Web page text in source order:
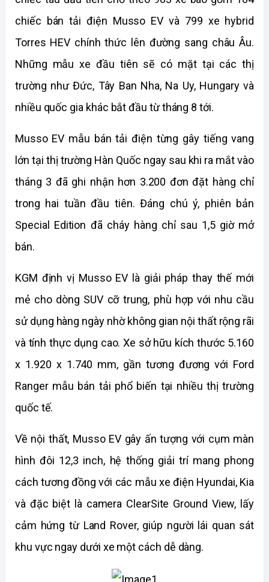
chiếc bán tải điện Musso EV và 799 xe hybrid
Torres HEV chính thức lên đường sang châu Âu.
Những mẫu xe đầu tiên sẽ có mặt tại các thị
trường như Đức, Tây Ban Nha, Na Uy, Hungary và
nhiều quốc gia khác bắt đầu từ tháng 8 tới.
Musso EV mẫu bán tải điện từng gây tiếng vang
lớn tại thị trường Hàn Quốc ngay sau khi ra mắt vào
tháng 3 đã ghi nhận hơn 3.200 đơn đặt hàng chỉ
trong hai tuần đầu tiên. Đáng chú ý, phiên bản
Special Edition đã cháy hàng chỉ sau 1,5 giờ mở
bán.
KGM định vị Musso EV là giải pháp thay thế mới
mẻ cho dòng SUV cỡ trung, phù hợp với nhu cầu
sử dụng hàng ngày nhờ không gian nội thất rộng rãi
và tính thực dụng cao. Xe sở hữu kích thước 5.160
x 1.920 x 1.740 mm, gần tương đương với Ford
Ranger mẫu bán tải phổ biến tại nhiều thị trường
quốc tế.
Về nội thất, Musso EV gây ấn tượng với cụm màn
hình đôi 12,3 inch, hệ thống giải trí mang phong
cách tương đồng với các mẫu xe điện Hyundai, Kia
và đặc biệt là camera ClearSite Ground View, lấy
cảm hứng từ Land Rover, giúp người lái quan sát
khu vực ngay dưới xe một cách dễ dàng.